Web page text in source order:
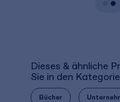
Dieses & ähnliche
Sie in den
Bücher